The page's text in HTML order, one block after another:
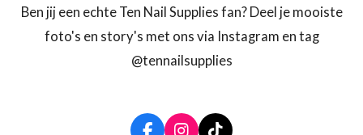
Ben jij een echte Ten Nail Supplies fan? Deel je mooiste
foto's en story's met ons via Instagram en tag
@tennailsupplies